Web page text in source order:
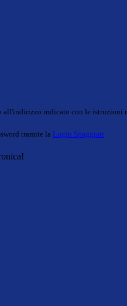
all'indirizzo indicato con le istruzioni
tramite la Login Spaggiari